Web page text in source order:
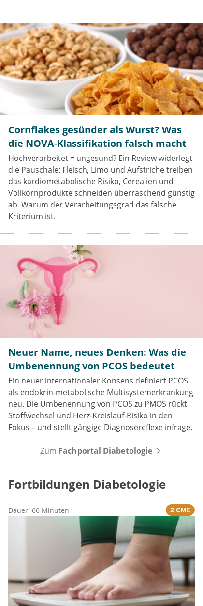
Cornflakes gesünder als Wurst? Was
die NOVA-Klassifikation falsch macht
Hochverarbeitet = ungesund? Ein Review widerlegt
die Pauschale: Fleisch, Limo und Aufstriche treiben
das kardiometabolische Risiko, Cerealien und
Vollkornprodukte schneiden überraschend günstig
ab. Warum der Verarbeitungsgrad das falsche
Kriterium ist.
Neuer Name, neues Denken: Was die
Umbenennung von PCOS bedeutet
Ein neuer internationaler Konsens definiert PCOS
als endokrin-metabolische Multisystemerkrankung
neu. Die Umbenennung von PCOS zu PMOS rückt
Stoffwechsel und Herz-Kreislauf-Risiko in den
Fokus – und stellt gängige Diagnosereflexe infrage.
Zum Fachportal Diabetologie
Fortbildungen Diabetologie
Dauer: 60 Minuten 2 CME